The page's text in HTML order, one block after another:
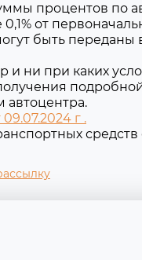
процентов по
от
быть
ни при каких
автоцентра.
г .
1-н оф. 2-1